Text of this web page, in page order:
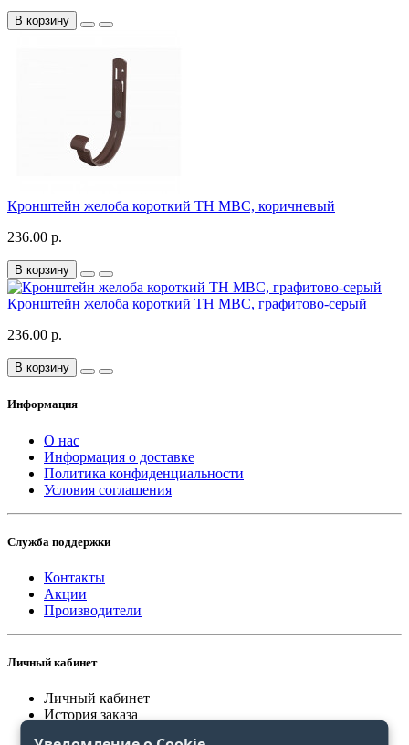
В корзину
Кронштейн желоба короткий ТН МВС, коричневый
236.00 р.
В корзину
Кронштейн желоба короткий ТН МВС, графитово-серый
236.00 р.
В корзину
Информация
О нас
Информация о доставке
Политика конфиденциальности
Условия соглашения
Служба поддержки
Контакты
Акции
Производители
Личный кабинет
Личный кабинет
История заказа